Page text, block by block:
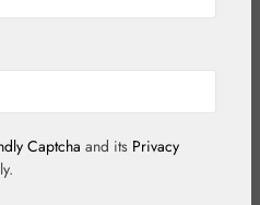
Captcha and its Privacy